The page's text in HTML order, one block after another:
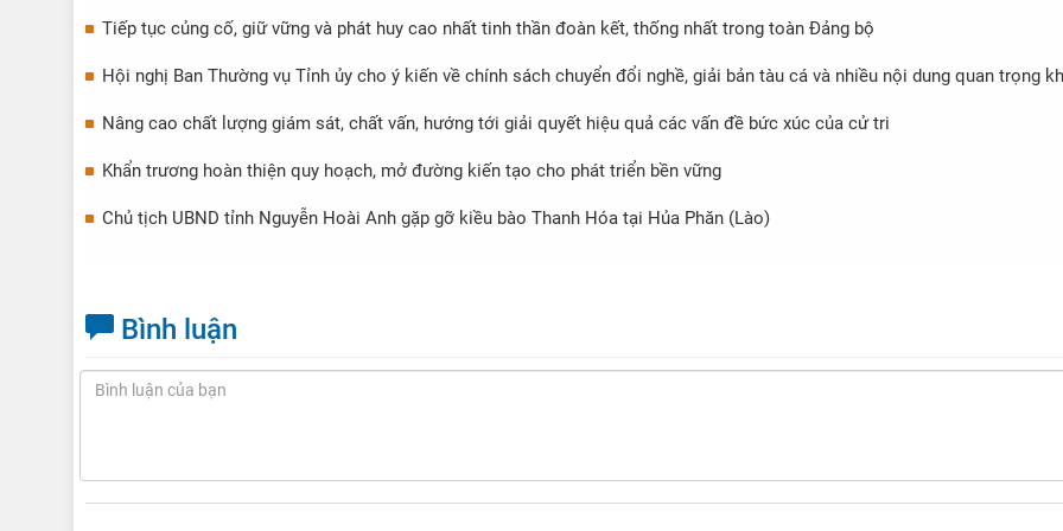
Tiếp tục củng cố, giữ vững và phát huy cao nhất tinh thần đoàn kết, thống nhất trong toàn Đảng bộ
Hội nghị Ban Thường vụ Tỉnh ủy cho ý kiến về chính sách chuyển đổi nghề, giải bản tàu cá và nhiều nội dung quan trọng
Nâng cao chất lượng giám sát, chất vấn, hướng tới giải quyết hiệu quả các vấn đề bức xúc của cử tri
Khẩn trương hoàn thiện quy hoạch, mở đường kiến tạo cho phát triển bền vững
Chủ tịch UBND tỉnh Nguyễn Hoài Anh gặp gỡ kiều bào Thanh Hóa tại Hủa Phăn (Lào)
Bình luận